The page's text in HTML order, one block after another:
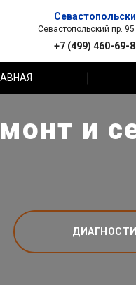
Севастопольский пр. 95
+7 (499) 460-69-
и